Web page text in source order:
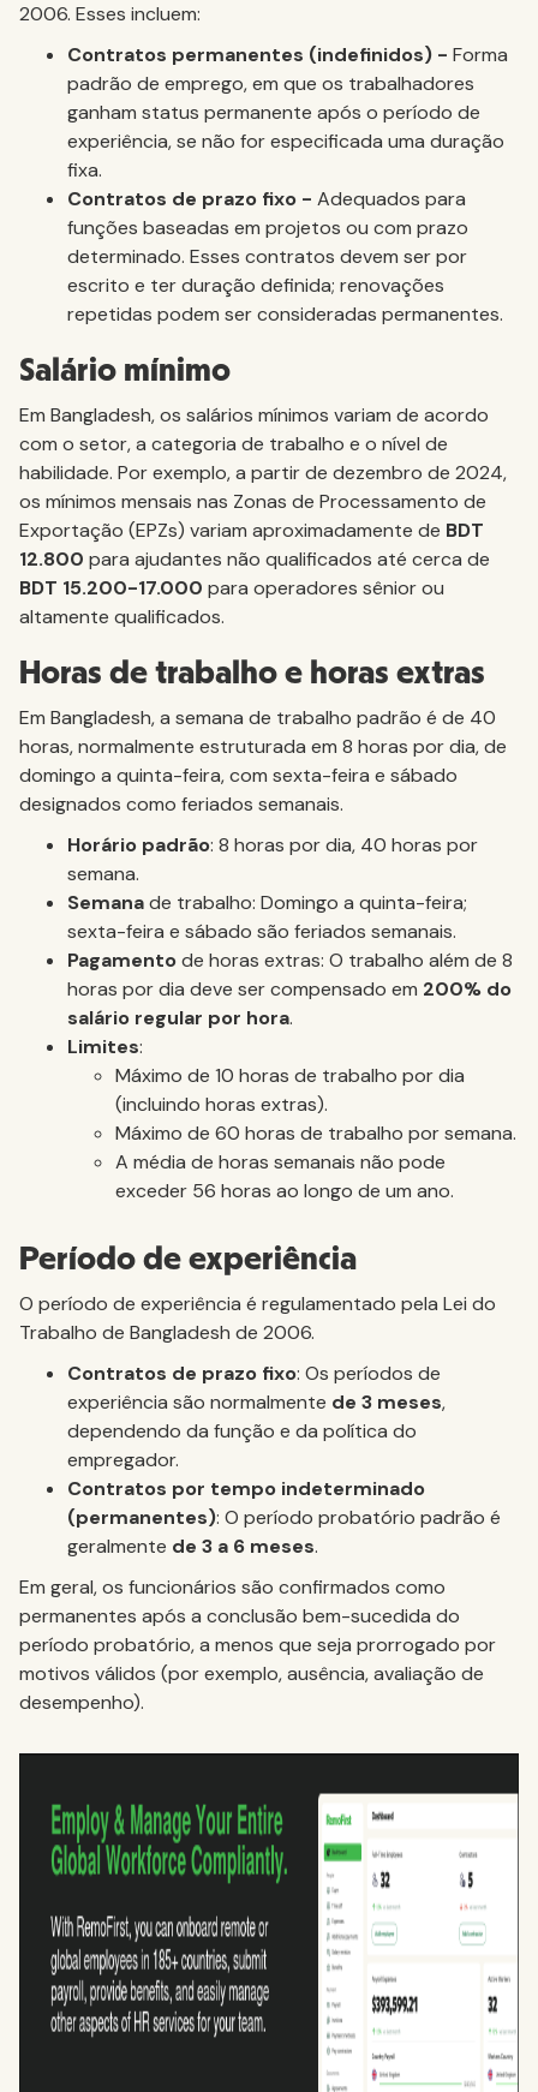
2006. Esses incluem:
Contratos permanentes (indefinidos) - Forma
padrão de emprego, em que os trabalhadores
ganham status permanente após o período de
experiência, se não for especificada uma duração
fixa.
Contratos de prazo fixo - Adequados para
funções baseadas em projetos ou com prazo
determinado. Esses contratos devem ser por
escrito e ter duração definida; renovações
repetidas podem ser consideradas permanentes.
Salário mínimo
Em Bangladesh, os salários mínimos variam de acordo
com o setor, a categoria de trabalho e o nível de
habilidade. Por exemplo, a partir de dezembro de 2024,
os mínimos mensais nas Zonas de Processamento de
Exportação (EPZs) variam aproximadamente de BDT
12.800 para ajudantes não qualificados até cerca de
BDT 15.200-17.000 para operadores sênior ou
altamente qualificados.
Horas de trabalho e horas extras
Em Bangladesh, a semana de trabalho padrão é de 40
horas, normalmente estruturada em 8 horas por dia, de
domingo a quinta-feira, com sexta-feira e sábado
designados como feriados semanais.
Horário padrão: 8 horas por dia, 40 horas por
semana.
‍Semanade trabalho: Domingo a quinta-feira;
sexta-feira e sábado são feriados semanais.
‍Pagamentode horas extras: O trabalho além de 8
horas por dia deve ser compensado em 200% do
salário regular por hora.
Limites:
Máximo de 10 horas de trabalho por dia
(incluindo horas extras).
Máximo de 60 horas de trabalho por semana.
A média de horas semanais não pode
exceder 56 horas ao longo de um ano.
Período de experiência
O período de experiência é regulamentado pela Lei do
Trabalho de Bangladesh de 2006.
Contratos de prazo fixo: Os períodos de
experiência são normalmente de 3 meses,
dependendo da função e da política do
empregador.
Contratos por tempo indeterminado
(permanentes): O período probatório padrão é
geralmente de 3 a 6 meses.
Em geral, os funcionários são confirmados como
permanentes após a conclusão bem-sucedida do
período probatório, a menos que seja prorrogado por
motivos válidos (por exemplo, ausência, avaliação de
desempenho).